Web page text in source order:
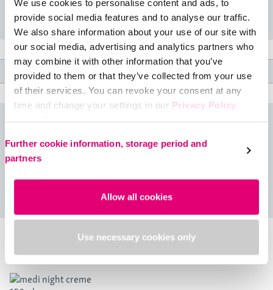
We use cookies to personalise content and ads, to
provide social media features and to analyse our traffic.
We also share information about your use of our site with
our social media, advertising and analytics partners who
may combine it with other information that you’ve
provided to them or that they’ve collected from your use
of their services. You can revoke your consent at any
time and change your settings in our Privacy Policy
Further cookie information, storage period and
partners
Allow all cookies
Use necessary cookies only
Caractéristiques du produit
circaid® cover ups mode d'emploi
Accessoires